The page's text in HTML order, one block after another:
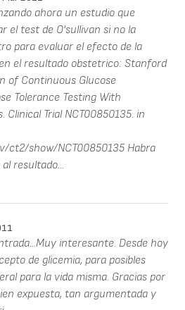
ahora un estudio que
el test de O'sullivan si no la
para evaluar el efecto de la
el resultado obstetrico: Stanford
of Continuous Glucose
Tolerance Testing With
Clinical Trial NCT00850135. in
ct2/show/NCT00850135 Habra
resultado...
interesante. Desde hoy
de glicemia, para posibles
para la vida misma. Gracias por
expuesta, tan argumentada y